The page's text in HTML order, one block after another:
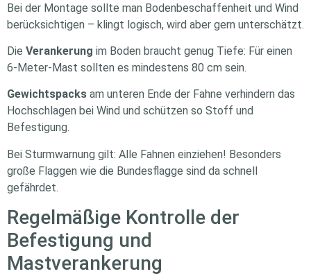
Bei der Montage sollte man Bodenbeschaffenheit und Wind
berücksichtigen – klingt logisch, wird aber gern unterschätzt.
Die Verankerung im Boden braucht genug Tiefe: Für einen
6-Meter-Mast sollten es mindestens 80 cm sein.
Gewichtspacks am unteren Ende der Fahne verhindern das
Hochschlagen bei Wind und schützen so Stoff und
Befestigung.
Bei Sturmwarnung gilt: Alle Fahnen einziehen! Besonders
große Flaggen wie die Bundesflagge sind da schnell
gefährdet.
Regelmäßige Kontrolle der
Befestigung und
Mastverankerung